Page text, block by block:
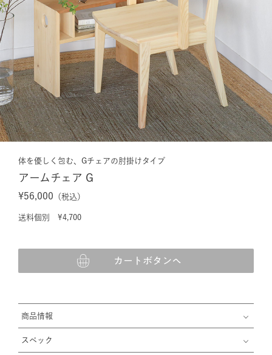
体を優しく包む、Gチェアの肘掛けタイプ
アームチェア G
¥56,000 （税込）
送料個別 ¥4,700
カートボタンへ
商品情報
スペック